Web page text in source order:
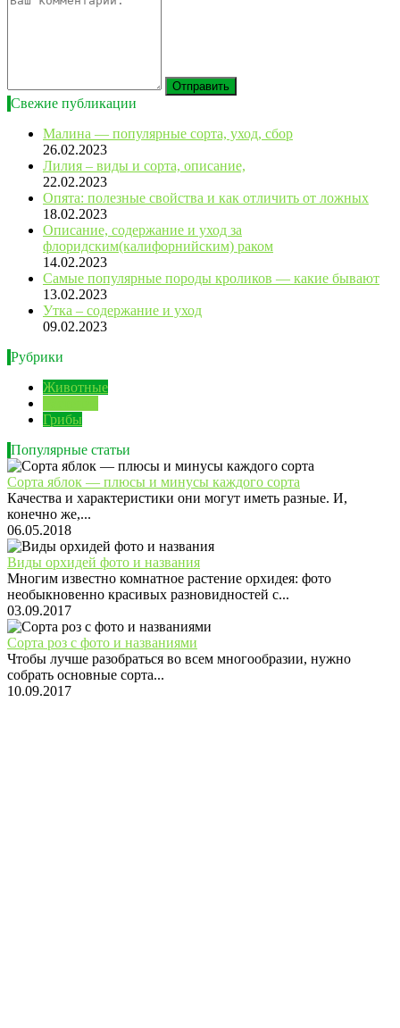
Свежие публикации
Малина — популярные сорта, уход, сбор
26.02.2023
Лилия – виды и сорта, описание,
22.02.2023
Опята: полезные свойства и как отличить от ложных
18.02.2023
Описание, содержание и уход за
флоридским(калифорнийским) раком
14.02.2023
Самые популярные породы кроликов — какие бывают
13.02.2023
Утка – содержание и уход
09.02.2023
Рубрики
Животные
Грибы
Популярные статьи
Сорта яблок — плюсы и минусы каждого сорта
Качества и характеристики они могут иметь разные. И,
конечно же,...
06.05.2018
Виды орхидей фото и названия
Многим известно комнатное растение орхидея: фото
необыкновенно красивых разновидностей с...
03.09.2017
Сорта роз с фото и названиями
Чтобы лучше разобраться во всем многообразии, нужно
собрать основные сорта...
10.09.2017